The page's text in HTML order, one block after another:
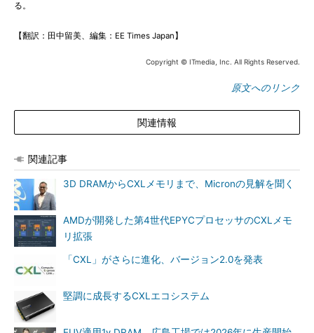
る。
【翻訳：田中留美、編集：EE Times Japan】
Copyright © ITmedia, Inc. All Rights Reserved.
原文へのリンク
関連情報
関連記事
3D DRAMからCXLメモリまで、Micronの見解を聞く
AMDが開発した第4世代EPYCプロセッサのCXLメモ
リ拡張
「CXL」がさらに進化、バージョン2.0を発表
堅調に成長するCXLエコシステム